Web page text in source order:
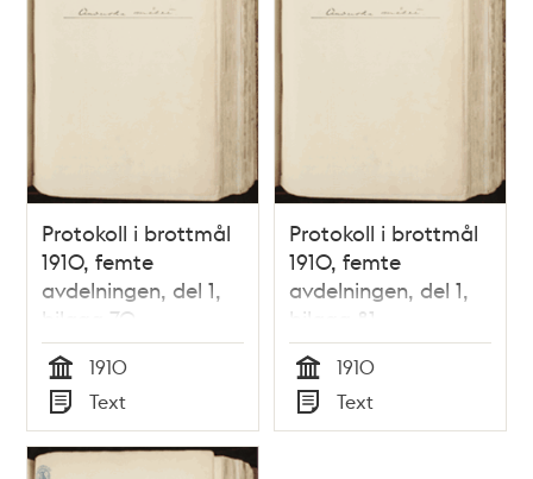
Protokoll i brottmål
1910, femte
avdelningen, del 1,
bilaga 70
Tid
1910
Typ
Text
Protokoll i brottmål
1910, femte
avdelningen, del 1,
bilaga 81
Tid
1910
Typ
Text